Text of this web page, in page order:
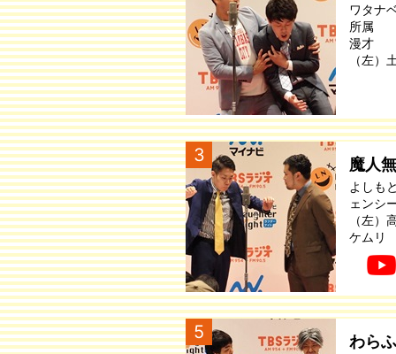
ワタナ
所属
漫才
（左
3 魔人
よしも
ェンシ
（左
ケムリ
5 わら